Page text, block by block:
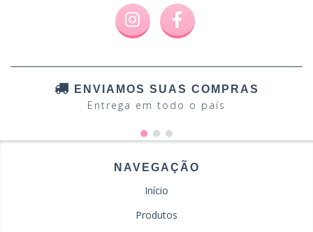
ENVIAMOS SUAS COMPRAS
Entrega em todo o país
NAVEGAÇÃO
Início
Produtos